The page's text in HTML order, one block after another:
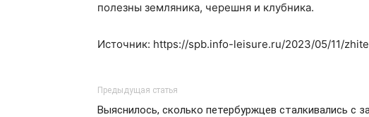
полезны земляника, черешня и клубника.
Источник: https://spb.info-leisure.ru/2023/05/11/
Предыдущая статья
Выяснилось, сколько петербуржцев сталкивались с